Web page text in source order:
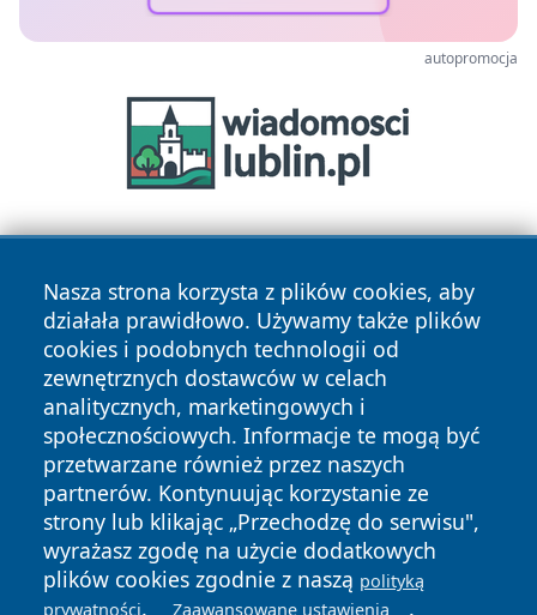
autopromocja
Nasza strona korzysta z plików cookies, aby
działała prawidłowo. Używamy także plików
cookies i podobnych technologii od
zewnętrznych dostawców w celach
analitycznych, marketingowych i
społecznościowych. Informacje te mogą być
przetwarzane również przez naszych
partnerów. Kontynuując korzystanie ze
strony lub klikając „Przechodzę do serwisu",
wyrażasz zgodę na użycie dodatkowych
plików cookies zgodnie z naszą polityką
prywatności. Zaawansowane ustawienia .
Copyright © 2026 wrotatarnowa.pl Wszystkie prawa
zastrzeżone.
News Autorzy
Polityka
Prywatności
Polityka
Cookies